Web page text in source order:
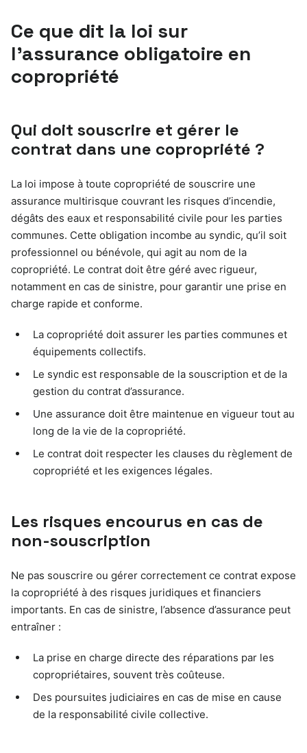
Ce que dit la loi sur
l’assurance obligatoire en
copropriété
Qui doit souscrire et gérer le
contrat dans une copropriété ?
La loi impose à toute copropriété de souscrire une
assurance multirisque couvrant les risques d’incendie,
dégâts des eaux et responsabilité civile pour les parties
communes. Cette obligation incombe au syndic, qu’il soit
professionnel ou bénévole, qui agit au nom de la
copropriété. Le contrat doit être géré avec rigueur,
notamment en cas de sinistre, pour garantir une prise en
charge rapide et conforme.
La copropriété doit assurer les parties communes et
équipements collectifs.
Le syndic est responsable de la souscription et de la
gestion du contrat d’assurance.
Une assurance doit être maintenue en vigueur tout au
long de la vie de la copropriété.
Le contrat doit respecter les clauses du règlement de
copropriété et les exigences légales.
Les risques encourus en cas de
non-souscription
Ne pas souscrire ou gérer correctement ce contrat expose
la copropriété à des risques juridiques et financiers
importants. En cas de sinistre, l’absence d’assurance peut
entraîner :
La prise en charge directe des réparations par les
copropriétaires, souvent très coûteuse.
Des poursuites judiciaires en cas de mise en cause
de la responsabilité civile collective.